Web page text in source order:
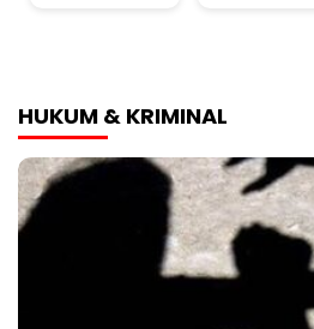
HUKUM & KRIMINAL